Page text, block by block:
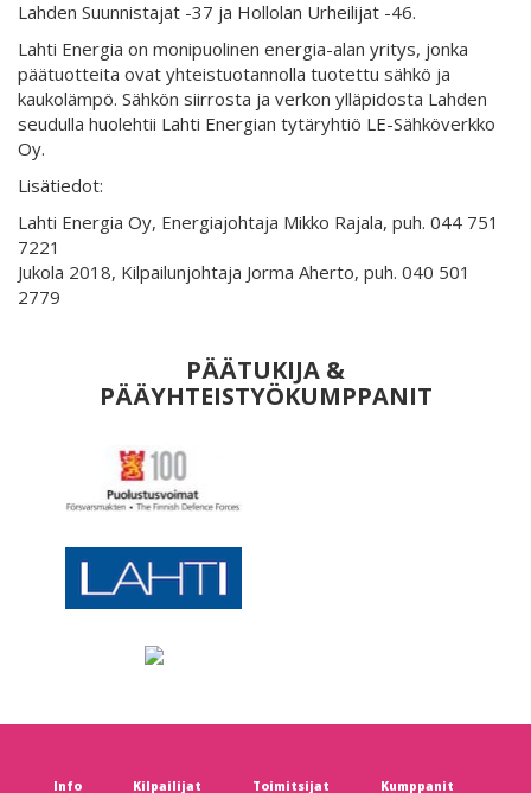
Lahden Suunnistajat -37 ja Hollolan Urheilijat -46.
Lahti Energia on monipuolinen energia-alan yritys, jonka
päätuotteita ovat yhteistuotannolla tuotettu sähkö ja
kaukolämpö. Sähkön siirrosta ja verkon ylläpidosta Lahden
seudulla huolehtii Lahti Energian tytäryhtiö LE-Sähköverkko
Oy.
Lisätiedot:
Lahti Energia Oy, Energiajohtaja Mikko Rajala, puh. 044 751
7221
Jukola 2018, Kilpailunjohtaja Jorma Aherto, puh. 040 501
2779
PÄÄTUKIJA &
PÄÄYHTEISTYÖKUMPPANIT
Info Kilpailijat Toimitsijat Kumppanit